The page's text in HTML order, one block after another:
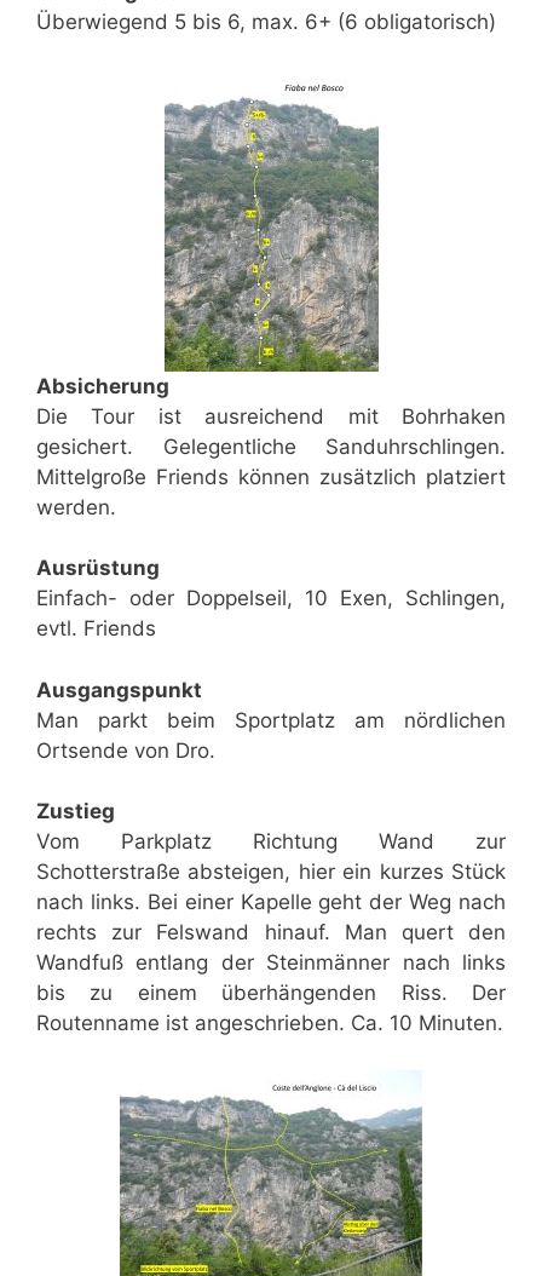
Überwiegend 5 bis 6, max. 6+ (6 obligatorisch)
Absicherung
Die Tour ist ausreichend mit Bohrhaken
gesichert. Gelegentliche Sanduhrschlingen.
Mittelgroße Friends können zusätzlich platziert
werden.
Ausrüstung
Einfach- oder Doppelseil, 10 Exen, Schlingen,
evtl. Friends
Ausgangspunkt
Man parkt beim Sportplatz am nördlichen
Ortsende von Dro.
Zustieg
Vom Parkplatz Richtung Wand zur
Schotterstraße absteigen, hier ein kurzes Stück
nach links. Bei einer Kapelle geht der Weg nach
rechts zur Felswand hinauf. Man quert den
Wandfuß entlang der Steinmänner nach links
bis zu einem überhängenden Riss. Der
Routenname ist angeschrieben. Ca. 10 Minuten.